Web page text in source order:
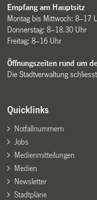
Empfang am Hauptsitz
Montag bis Mittwoch: 8–17
Donnerstag: 8–18.30 Uhr
Freitag: 8–16 Uhr
Öffnungszeiten rund um
Die Stadtverwaltung
Quicklinks
Notfallnummern
Jobs
Medienmitteilungen
Medien
Newsletter
Stadtpläne